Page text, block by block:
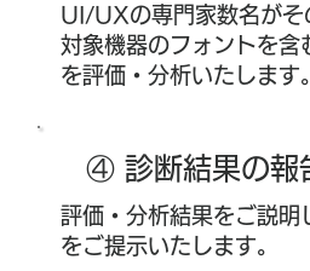
UI/UXの専門家数名がそ
対象機器のフォントを含
を評価・分析いたします
④ 診断結果の報
評価・分析結果をご説明
をご提示いたします。